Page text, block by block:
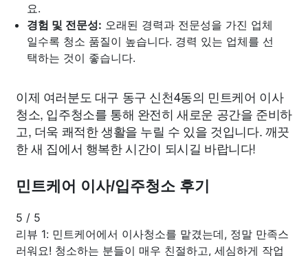
요.
경험 및 전문성: 오래된 경력과 전문성을 가진 업체
일수록 청소 품질이 높습니다. 경력 있는 업체를 선
택하는 것이 좋습니다.
이제 여러분도 대구 동구 신천4동의 민트케어 이사
청소, 입주청소를 통해 완전히 새로운 공간을 준비하
고, 더욱 쾌적한 생활을 누릴 수 있을 것입니다. 깨끗
한 새 집에서 행복한 시간이 되시길 바랍니다!
민트케어 이사/입주청소 후기
5 / 5
리뷰 1: 민트케어에서 이사청소를 맡겼는데, 정말 만족스
러워요! 청소하는 분들이 매우 친절하고, 세심하게 작업